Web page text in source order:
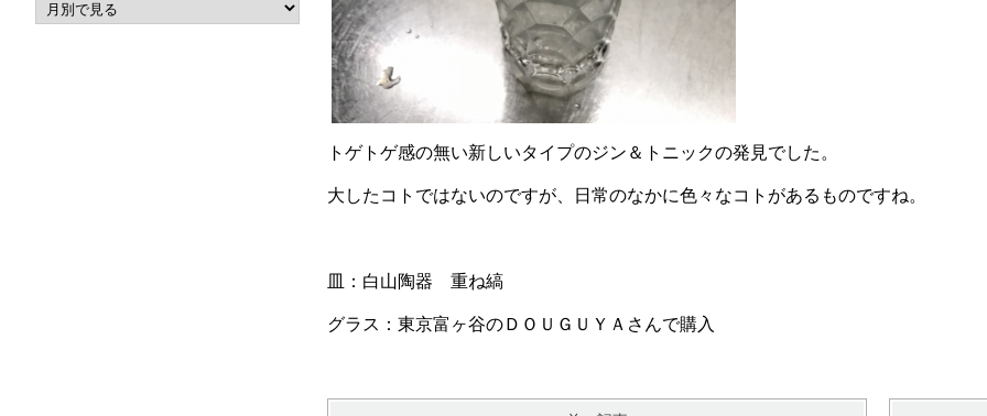
トゲトゲ感の無い新しいタイプのジン＆トニックの発見でした。
大したコトではないのですが、日常のなかに色々なコトがあるものですね。
皿：白山陶器 重ね縞
グラス：東京富ヶ谷のＤＯＵＧＵＹＡさんで購入